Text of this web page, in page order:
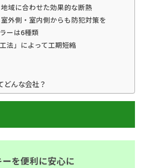
地域に合わせた効果的な断熱
室外側・室内側からも防犯対策を
ーは6種類
工法」によって工期短縮
どんな会社？
を便利に安心に